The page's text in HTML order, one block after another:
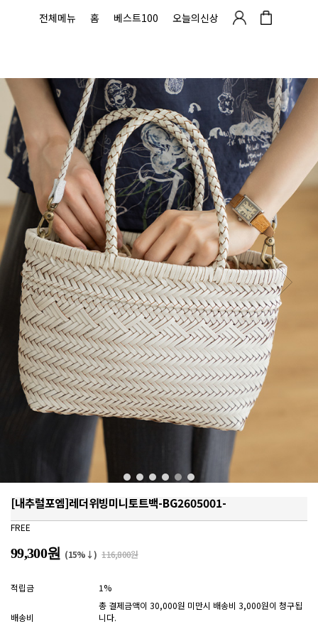
전체메뉴 홈 베스트100 오늘의신상
[내추럴포엠]레더위빙미니토트백-BG2605001-
FREE
99,300원 (15%↓) 116,800원
적립금 1%
배송비
총 결제금액이 30,000원 미만시 배송비 3,000원이 청구됩
니다.